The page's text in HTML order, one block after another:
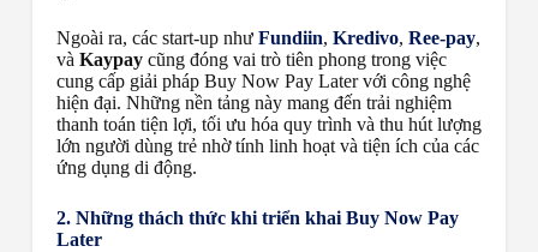
Ngoài ra, các start-up như Fundiin, Kredivo, Ree-pay,
và Kaypaycũng đóng vai trò tiên phong trong việc
cung cấp giải pháp Buy Now Pay Later với công nghệ
hiện đại. Những nền tảng này mang đến trải nghiệm
thanh toán tiện lợi, tối ưu hóa quy trình và thu hút lượng
lớn người dùng trẻ nhờ tính linh hoạt và tiện ích của các
ứng dụng di động.
2. Những thách thức khi triển khai Buy Now Pay
Later